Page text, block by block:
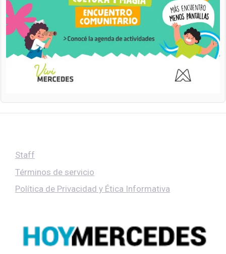
Staff
Términos de servicio
Política de Privacidad y Ética Informativa